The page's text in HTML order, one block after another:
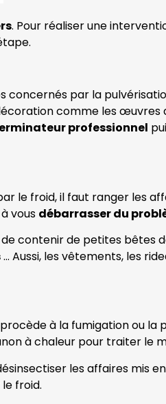
. Pour réaliser une
concernés par la
comme les œuvres
professionnel
le froid, il faut ranger les
vous débarrasser du
contenir de petites bêtes
… Aussi, les vêtements, les
à la fumigation ou la
à chaleur pour traiter le
les affaires mis
froid.